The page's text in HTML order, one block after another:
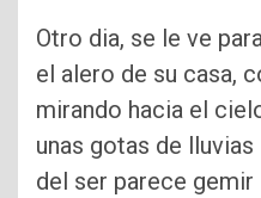
Otro dia, se le ve
el alero de su casa,
mirando hacia el
unas gotas de
del ser parece